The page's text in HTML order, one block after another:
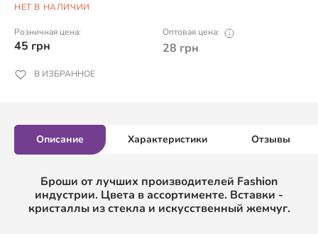
НЕТ В НАЛИЧИИ
Розничная цена:
45 грн
Оптовая цена:
28 грн
В ИЗБРАННОЕ
Описание Характеристики Отзывы
Броши от лучших производителей Fashion
индустрии. Цвета в ассортименте. Вставки -
кристаллы из стекла и искусственный жемчуг.